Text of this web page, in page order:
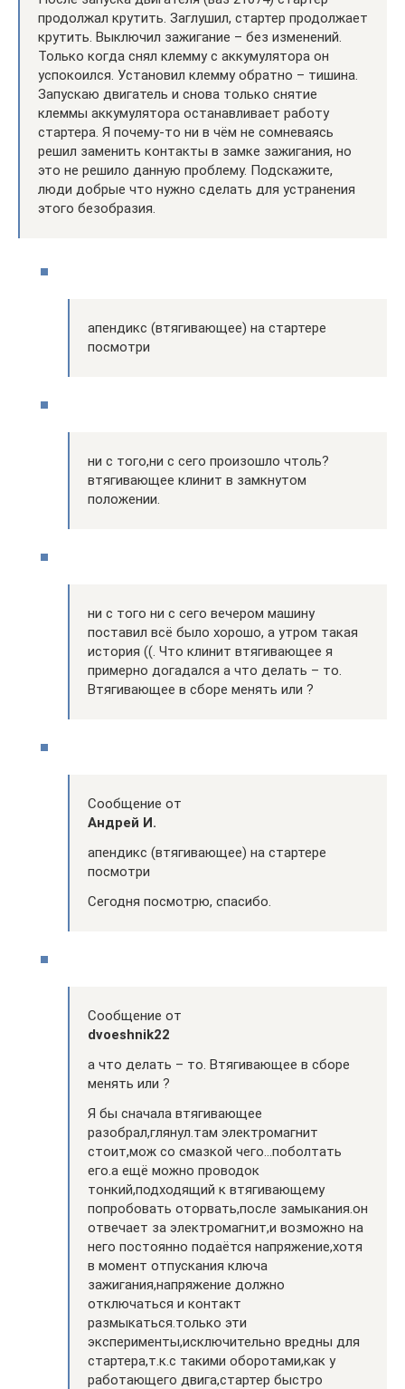
продолжал крутить. Заглушил, стартер продолжает
крутить. Выключил зажигание – без изменений.
Только когда снял клемму с аккумулятора он
успокоился. Установил клемму обратно – тишина.
Запускаю двигатель и снова только снятие
клеммы аккумулятора останавливает работу
стартера. Я почему-то ни в чём не сомневаясь
решил заменить контакты в замке зажигания, но
это не решило данную проблему. Подскажите,
люди добрые что нужно сделать для устранения
этого безобразия.
апендикс (втягивающее) на стартере
посмотри
ни с того,ни с сего произошло чтоль?
втягивающее клинит в замкнутом
положении.
ни с того ни с сего вечером машину
поставил всё было хорошо, а утром такая
история ((. Что клинит втягивающее я
примерно догадался а что делать – то.
Втягивающее в сборе менять или ?
Сообщение от
Андрей И.
апендикс (втягивающее) на стартере
посмотри
Сегодня посмотрю, спасибо.
Сообщение от
dvoeshnik22
а что делать – то. Втягивающее в сборе
менять или ?
Я бы сначала втягивающее
разобрал,глянул.там электромагнит
стоит,мож со смазкой чего…поболтать
его.а ещё можно проводок
тонкий,подходящий к втягивающему
попробовать оторвать,после замыкания.он
отвечает за электромагнит,и возможно на
него постоянно подаётся напряжение,хотя
в момент отпускания ключа
зажигания,напряжение должно
отключаться и контакт
размыкаться.только эти
эксперименты,исключительно вредны для
стартера,т.к.с такими оборотами,как у
работающего двига,стартер быстро